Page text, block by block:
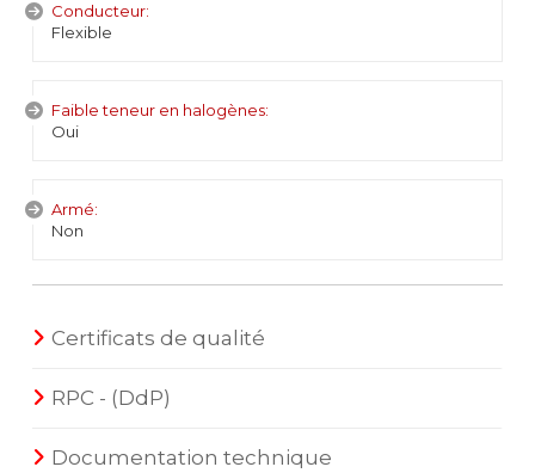
Conducteur:
Flexible
Faible teneur en halogènes:
Oui
Armé:
Non
Certificats de qualité
RPC - (DdP)
Documentation technique